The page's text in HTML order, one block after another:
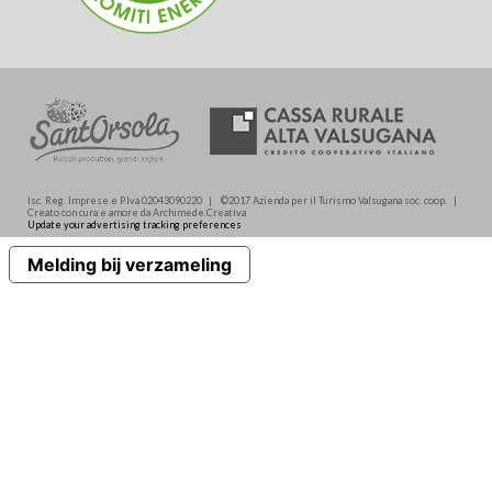
Isc. Reg. Imprese e P.Iva 02043090220 | ©2017 Azienda per il Turismo Valsugana soc. coop. |
Creato con cura e amore da Archimede.Creativa
Update your advertising tracking preferences
Melding bij verzameling